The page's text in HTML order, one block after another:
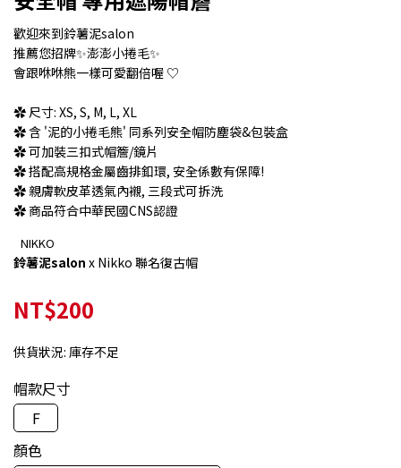
歡迎來到鈴薯泥salon
推薦您招牌✨澎澎小捲毛✨
會跟咻咻熊一樣可愛翻倍喔‎ ♡
✿ 尺寸: XS, S, M, L, XL
✿ 含 '泥的小捲毛熊' 同系列安全帽防塵袋&包裝盒
✿ 可加裝三扣式帽簷/鏡片
✿ 搭配高規格金屬齒排釦環, 安全係數有保障!
✿ 親膚軟皮革透氣內襯, 三段式可拆洗
✿ 商品符合中華民國CNS認證
NIKKO
鈴薯泥salon x Nikko 聯名復古帽
NT$200
供貨狀況: 庫存不足
帽款尺寸
F
顏色